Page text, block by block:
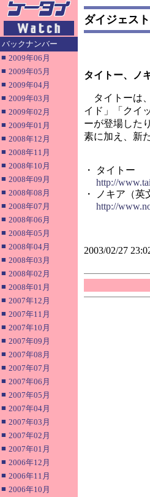
バックナンバー
■ 2009年06月
■ 2009年05月
■ 2009年04月
■ 2009年03月
■ 2009年02月
■ 2009年01月
■ 2008年12月
■ 2008年11月
■ 2008年10月
■ 2008年09月
■ 2008年08月
■ 2008年07月
■ 2008年06月
■ 2008年05月
■ 2008年04月
■ 2008年03月
■ 2008年02月
■ 2008年01月
■ 2007年12月
■ 2007年11月
■ 2007年10月
■ 2007年09月
■ 2007年08月
■ 2007年07月
■ 2007年06月
■ 2007年05月
■ 2007年04月
■ 2007年03月
■ 2007年02月
■ 2007年01月
■ 2006年12月
■ 2006年11月
■ 2006年10月
ダイジェス
タイトー、ノ
タイトーは
イド」「クイ
ーが登場した
素に加え、新
・ タイトー
http://
・ ノキア（英
http://
2003/02/27